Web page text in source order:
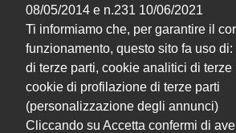
08/05/2014 e n.231 10/06/2021
Ti informiamo che, per garantire il
funzionamento, questo sito fa uso
di terze parti, cookie analitici di terze
cookie di profilazione di terze parti
(personalizzazione degli annunci)
Cliccando su Accetta confermi di